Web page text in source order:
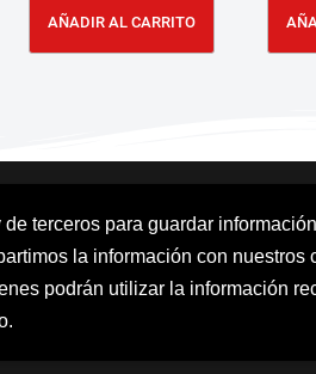
terceros para guardar
la información con nuestros
podrán utilizar la información
AÑADIR AL CARRITO
Aviso